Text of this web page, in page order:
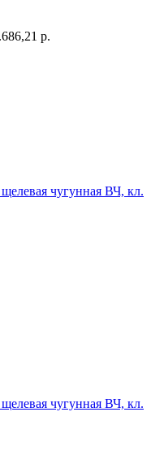
686,21 р.
чугунная ВЧ, кл.
чугунная ВЧ, кл.